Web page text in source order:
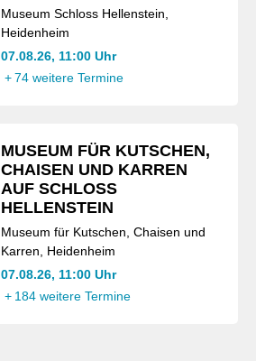
Museum Schloss Hellenstein,
Heidenheim
07.08.26, 11:00 Uhr
+ 74 weitere Termine
MUSEUM FÜR KUTSCHEN,
CHAISEN UND KARREN
AUF SCHLOSS
HELLENSTEIN
Museum für Kutschen, Chaisen und
Karren, Heidenheim
07.08.26, 11:00 Uhr
+ 184 weitere Termine